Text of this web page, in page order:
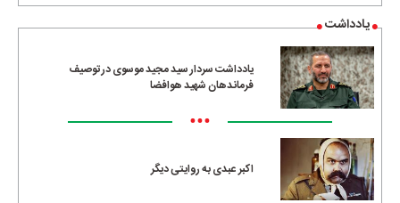
یادداشت
یادداشت سردار سید مجید موسوی در توصیف
فرماندهان شهید هوافضا
•••
اکبر عبدی به روایتی دیگر